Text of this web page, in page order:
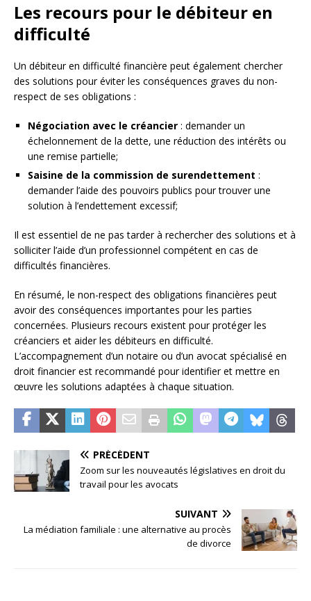
Les recours pour le débiteur en
difficulté
Un débiteur en difficulté financière peut également chercher
des solutions pour éviter les conséquences graves du non-
respect de ses obligations :
Négociation avec le créancier : demander un
échelonnement de la dette, une réduction des intérêts ou
une remise partielle;
Saisine de la commission de surendettement :
demander l’aide des pouvoirs publics pour trouver une
solution à l’endettement excessif;
Il est essentiel de ne pas tarder à rechercher des solutions et à
solliciter l’aide d’un professionnel compétent en cas de
difficultés financières.
En résumé, le non-respect des obligations financières peut
avoir des conséquences importantes pour les parties
concernées. Plusieurs recours existent pour protéger les
créanciers et aider les débiteurs en difficulté.
L’accompagnement d’un notaire ou d’un avocat spécialisé en
droit financier est recommandé pour identifier et mettre en
œuvre les solutions adaptées à chaque situation.
PRÉCÉDENT
Zoom sur les nouveautés législatives en droit du
travail pour les avocats
SUIVANT
La médiation familiale : une alternative au procès
de divorce